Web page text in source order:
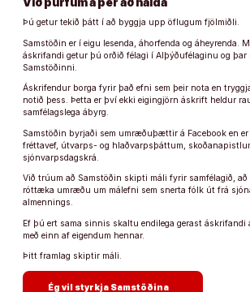
Þú getur tekið þátt í að byggja upp öflugum fjölmiðli.
Samstöðin er í eigu lesenda, áhorfenda og áheyrenda.
áskrifandi getur þú orðið félagi í Alþýðufélaginu og þar
Samstöðinni.
Áskrifendur borga fyrir það efni sem þeir nota en
notið þess. Þetta er því ekki eigingjörn áskrift heldur
samfélagslega ábyrg.
Samstöðin byrjaði sem umræðuþættir á Facebook en
fréttavef, útvarps- og hlaðvarpsþáttum,
sjónvarpsdagskrá.
Við trúum að Samstöðin skipti máli fyrir samfélagið,
róttæka umræðu um málefni sem snerta fólk út frá
almennings.
Ef þú ert sama sinnis skaltu endilega gerast áskrifandi
með einn af eigendum hennar.
Þitt framlag skiptir máli.
Ég vil styrkja Samstöðina